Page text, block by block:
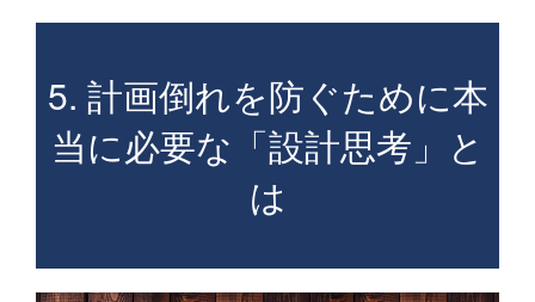
5. 計画倒れを防ぐために本
当に必要な「設計思考」と
は